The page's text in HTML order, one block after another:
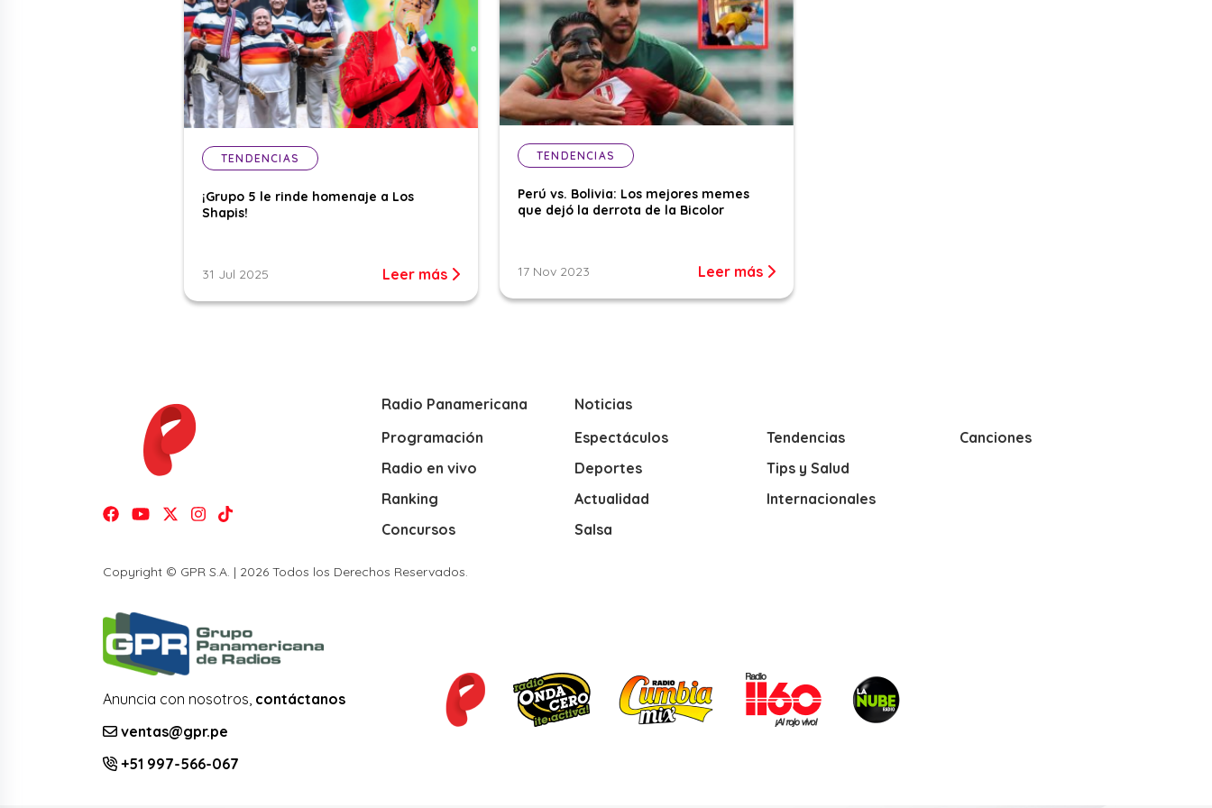
TENDENCIAS
¡Grupo 5 le rinde homenaje a Los
Shapis!
31 Jul 2025 Leer más
TENDENCIAS
Perú vs. Bolivia: Los mejores memes
que dejó la derrota de la Bicolor
17 Nov 2023 Leer más
Radio Panamericana
Programación
Radio en vivo
Ranking
Concursos
Noticias
Espectáculos
Deportes
Actualidad
Salsa
Tendencias
Tips y Salud
Internacionales
Canciones
Copyright © GPR S.A. | 2026 Todos los Derechos Reservados.
Anuncia con nosotros, contáctanos
ventas@gpr.pe
+51 997-566-067